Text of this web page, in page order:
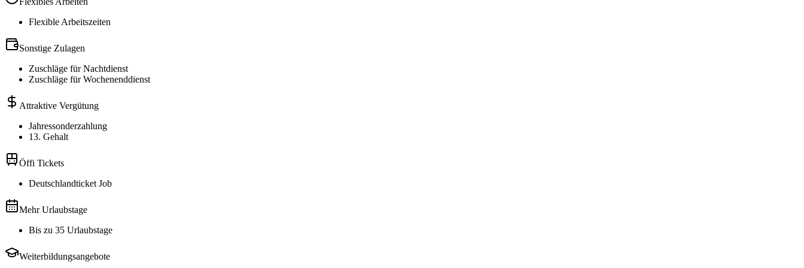
Flexible Arbeitszeiten
Sonstige Zulagen
Zuschläge für Nachtdienst
Zuschläge für Wochenenddienst
Attraktive Vergütung
Jahressonderzahlung
13. Gehalt
Öffi Tickets
Deutschlandticket Job
Mehr Urlaubstage
Bis zu 35 Urlaubstage
Weiterbildungsangebote